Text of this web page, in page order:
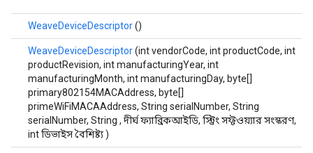
WeaveDeviceDescriptor()
WeaveDeviceDescriptor(int vendorCode, int productCode, int
productRevision, int manufacturingYear, int
manufacturingMonth, int manufacturingDay, byte[]
primary802154MACAddress, byte[]
primeWiFiMACAAddress, String serialNumber, String
serialNumber, String , দীর্ঘ ফ্যাব্রিকআইডি, স্ট্রিং সফ্টওয়্যার সংস্করণ,
int ডিভাইস বৈশিষ্ট্য )